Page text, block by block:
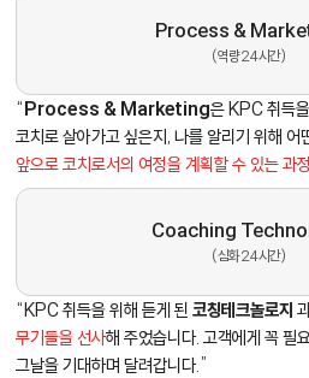
Process &
(역량 24시간)
“ Process & Marketing은 KPC 취득
코치로 살아가고 싶은지, 나를 알리기 위해 어
앞으로 코치로서의 여정을 계획할 수 있는 과
Coaching
(심화 24시간)
“KPC 취득을 위해 듣게 된코칭테크놀로지
무기들을 선사해 주었습니다. 고객에게 꼭 필
그날을 기대하며 달려갑니다.”